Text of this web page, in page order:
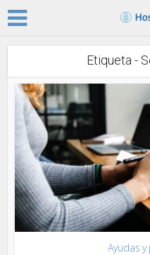
Etiqueta -
Ayudas